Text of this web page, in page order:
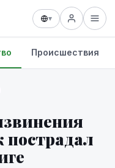
▾
Происшествия
пострадал